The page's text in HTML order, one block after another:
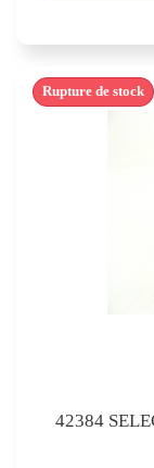
42384
Rupture de stock